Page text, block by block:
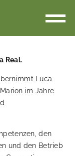
Real.
Luca
im Jahre
den
und den Betrieb